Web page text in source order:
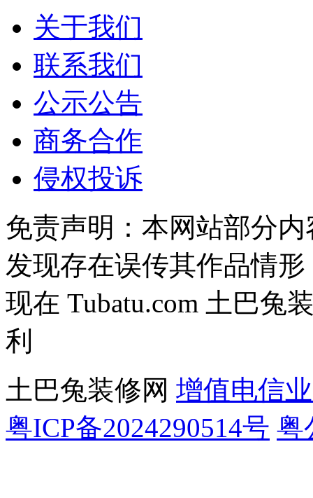
关于我们
联系我们
公示公告
商务合作
侵权投诉
免责声明：本网站部分
发现存在误传其作品情
现在 Tubatu.com 土巴兔
利
土巴兔装修网 增值电信
粤ICP备2024290514号 粤